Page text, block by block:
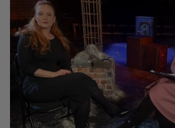
INTERVIURILE TVR CULTURAL
La „Interviurile TVR CULTURAL”, jurnalistele ...